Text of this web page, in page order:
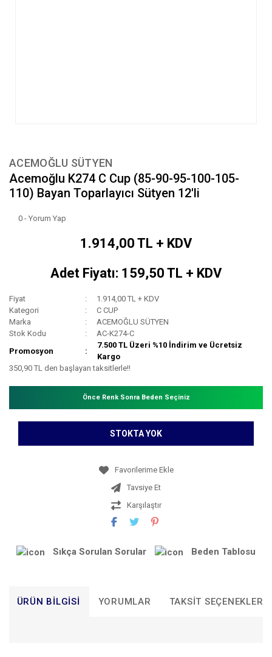
ACEMOĞLU SÜTYEN
Acemoğlu K274 C Cup (85-90-95-100-105-
110) Bayan Toparlayıcı Sütyen 12'li
0 - Yorum Yap
1.914,00 TL + KDV
Adet Fiyatı: 159,50 TL + KDV
Fiyat
1.914,00 TL + KDV
Kategori
C CUP
Marka
ACEMOĞLU SÜTYEN
Stok Kodu
AC-K274-C
Promosyon
7.500 TL Üzeri %10 İndirim ve Ücretsiz
Kargo
350,90 TL den başlayan taksitlerle!!
Önce Renk Sonra Beden Seçiniz
STOKTA YOK
Tavsiye Et
Karşılaştır
Sıkça Sorulan Sorular Beden Tablosu
ÜRÜN BILGISI YORUMLAR TAKSIT SEÇENEKLERI